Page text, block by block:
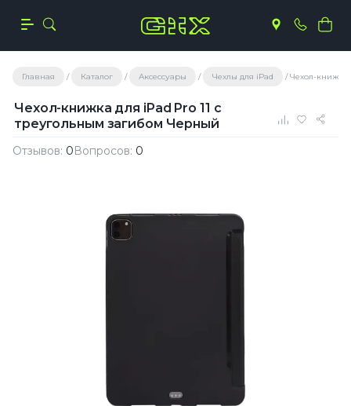
Главная Каталог Аксессуары Чехлы для iPad Чехол-книжка
Чехол-книжка для iPad Pro 11 с
треугольным загибом Черный
Отзывов: 0Вопросов: 0